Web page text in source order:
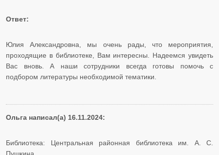
Ответ:
Юлия Александровна, мы очень рады, что мероприятия,
проходящие в библиотеке, Вам интересны. Надеемся увидеть
Вас вновь. А наши сотрудники всегда готовы помочь с
подбором литературы необходимой тематики.
Ольга написал(а) 16.11.2024:
Библиотека: Центральная районная библиотека им. А. С.